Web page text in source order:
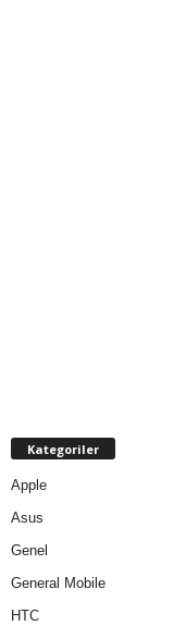
Kategoriler
Apple
Asus
Genel
General Mobile
HTC